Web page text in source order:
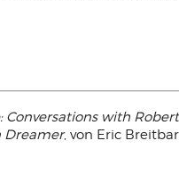
Conversations with
Dreamer, von Eric